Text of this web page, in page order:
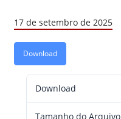
17 de setembro de 2025
Download
Download
Tamanho do Arquivo